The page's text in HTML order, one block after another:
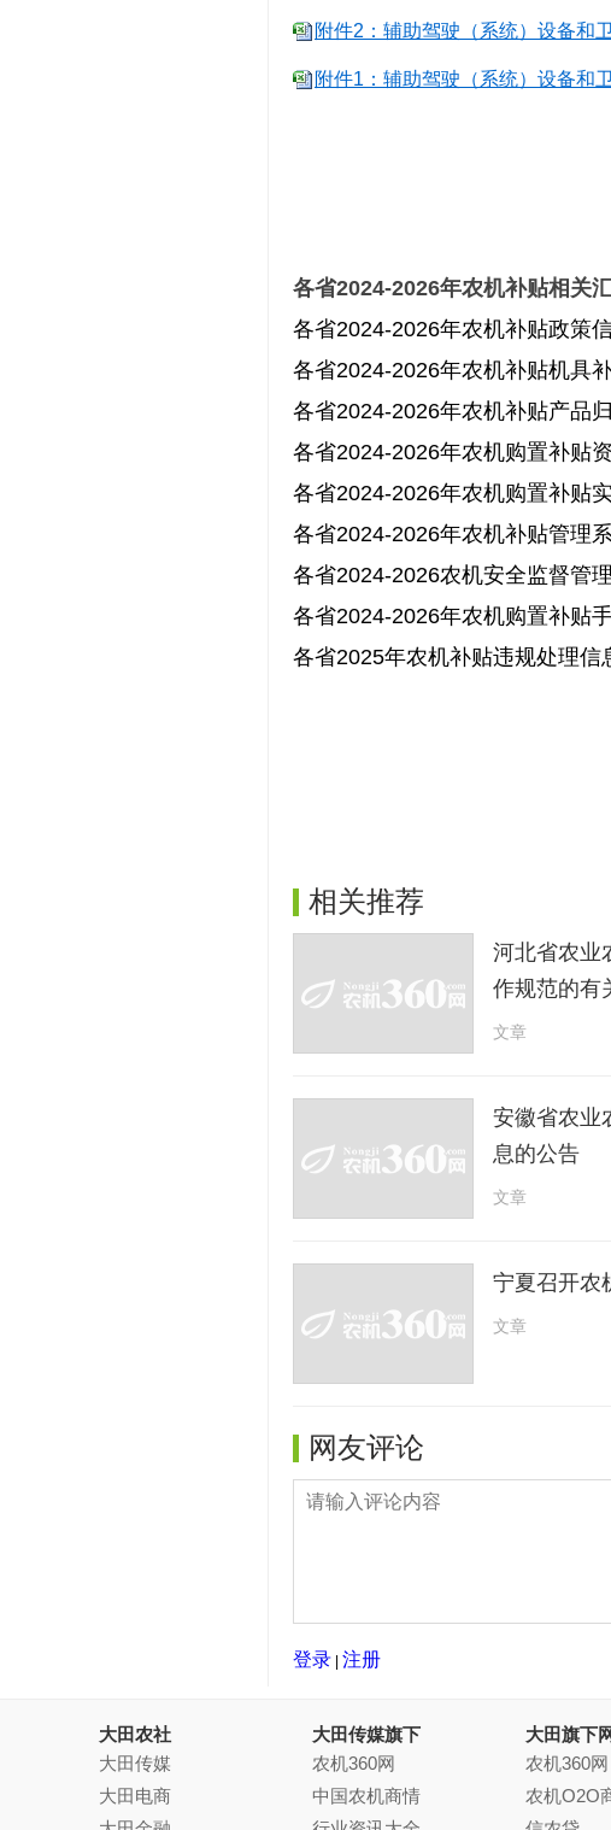
附件2：辅助驾驶（系统）设备和
附件1：辅助驾驶（系统）设备和
各省2024-2026年农机补贴相关汇
各省2024-2026年农机补贴政策
各省2024-2026年农机补贴机具
各省2024-2026年农机补贴产品
各省2024-2026年农机购置补贴
各省2024-2026年农机购置补贴
各省2024-2026年农机补贴管理
各省2024-2026农机安全监督管
各省2024-2026年农机购置补贴
各省2025年农机补贴违规处理信
相关推荐
河北省农业
作规范的有
文章
安徽省农业
息的公告
文章
宁夏召开农
文章
网友评论
登录 注册
大田农社
大田传媒
大田电商
大田传媒旗下
农机360网
中国农机商情
大田旗下
农机360网
农机O2O